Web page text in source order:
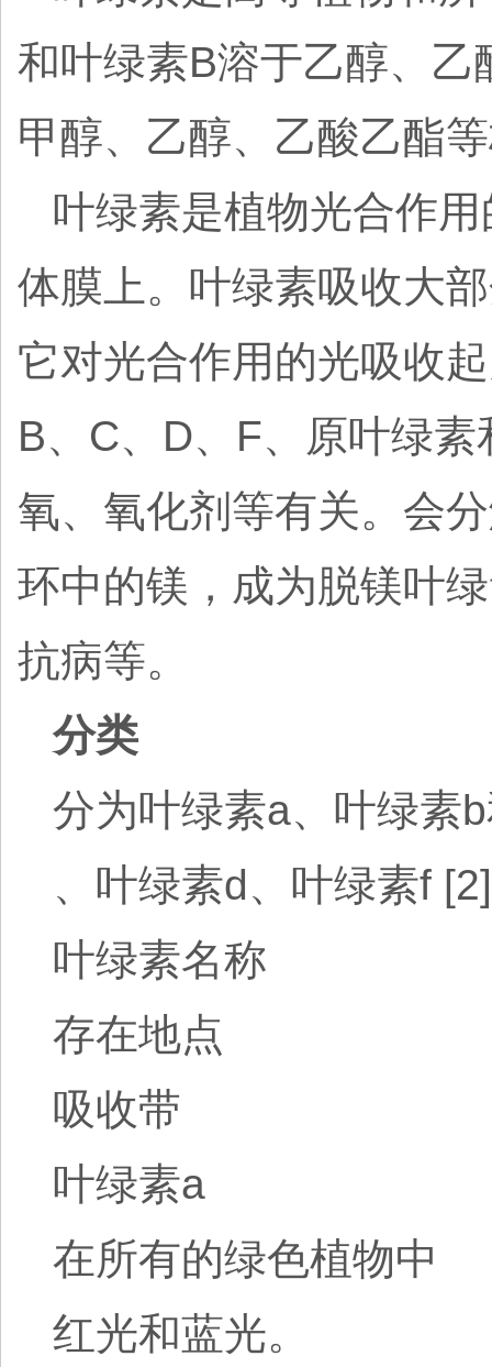
和叶绿素B溶于乙醇、
甲醇、乙醇、乙酸乙酯
叶绿素是植物光合作
体膜上。叶绿素吸收大
它对光合作用的光吸收
B、C、D、F、原叶绿
氧、氧化剂等有关。会
环中的镁，成为脱镁叶
抗病等。
分类
分为叶绿素a、叶绿素
、叶绿素d、叶绿素f
叶绿素名称
存在地点
吸收带
叶绿素a
在所有的绿色植物中
红光和蓝光。